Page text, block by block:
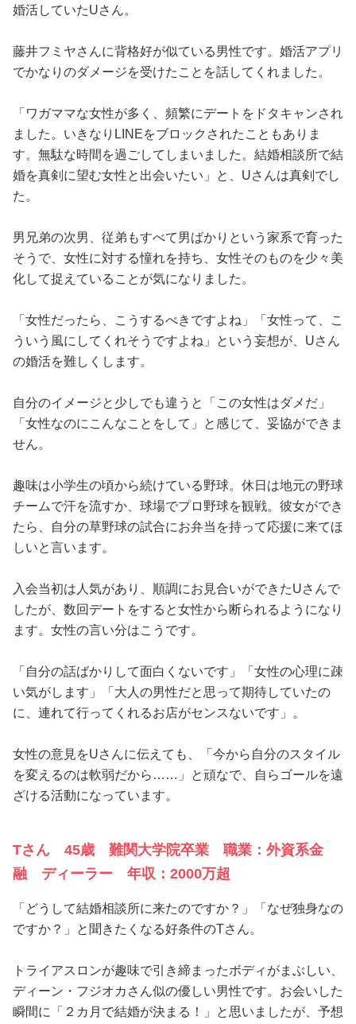
婚活していたUさん。
藤井フミヤさんに背格好が似ている男性です。婚活アプリ
でかなりのダメージを受けたことを話してくれました。
「ワガママな女性が多く、頻繁にデートをドタキャンされ
ました。いきなりLINEをブロックされたこともありま
す。無駄な時間を過ごしてしまいました。結婚相談所で結
婚を真剣に望む女性と出会いたい」と、Uさんは真剣でし
た。
男兄弟の次男、従弟もすべて男ばかりという家系で育った
そうで、女性に対する憧れを持ち、女性そのものを少々美
化して捉えていることが気になりました。
「女性だったら、こうするべきですよね」「女性って、こ
ういう風にしてくれそうですよね」という妄想が、Uさん
の婚活を難しくします。
自分のイメージと少しでも違うと「この女性はダメだ」
「女性なのにこんなことをして」と感じて、妥協ができま
せん。
趣味は小学生の頃から続けている野球。休日は地元の野球
チームで汗を流すか、球場でプロ野球を観戦。彼女ができ
たら、自分の草野球の試合にお弁当を持って応援に来てほ
しいと言います。
入会当初は人気があり、順調にお見合いができたUさんで
したが、数回デートをすると女性から断られるようになり
ます。女性の言い分はこうです。
「自分の話ばかりして面白くないです」「女性の心理に疎
い気がします」「大人の男性だと思って期待していたの
に、連れて行ってくれるお店がセンスないです」。
女性の意見をUさんに伝えても、「今から自分のスタイル
を変えるのは軟弱だから……」と頑なで、自らゴールを遠
ざける活動になっています。
Tさん 45歳 難関大学院卒業 職業：外資系金
融 ディーラー 年収：2000万超
「どうして結婚相談所に来たのですか？」「なぜ独身なの
ですか？」と聞きたくなる好条件のTさん。
トライアスロンが趣味で引き締まったボディがまぶしい、
ディーン・フジオカさん似の優しい男性です。お会いした
瞬間に「２カ月で結婚が決まる！」と思いましたが、予想